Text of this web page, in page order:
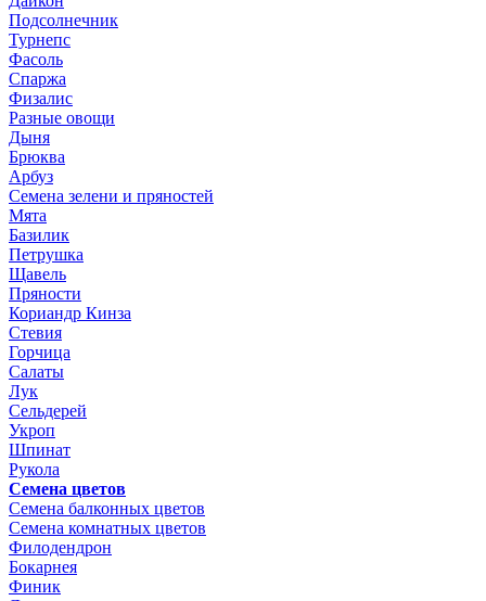
Подсолнечник
Турнепс
Фасоль
Спаржа
Физалис
Разные овощи
Дыня
Брюква
Арбуз
Семена зелени и пряностей
Мята
Базилик
Петрушка
Щавель
Пряности
Кориандр Кинза
Стевия
Горчица
Салаты
Лук
Сельдерей
Укроп
Шпинат
Рукола
Семена цветов
Семена балконных цветов
Семена комнатных цветов
Филодендрон
Бокарнея
Финик